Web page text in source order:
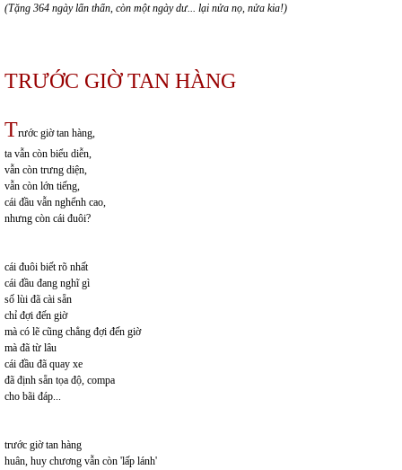
(Tặng 364 ngày lẩn thẩn, còn một ngày dư... lại nửa nọ, nửa kia!)
TRƯỚC GIỜ TAN HÀNG
Trước giờ tan hàng,
ta vẫn còn biểu diễn,
vẫn còn trưng diện,
vẫn còn lớn tiếng,
cái đầu vẫn nghểnh cao,
nhưng còn cái đuôi?
cái đuôi biết rõ nhất
cái đầu đang nghĩ gì
số lùi đã cài sẵn
chỉ đợi đến giờ
mà có lẽ cũng chẳng đợi đến giờ
mà đã từ lâu
cái đầu đã quay xe
đã định sẵn tọa độ, compa
cho bãi đáp...
trước giờ tan hàng
huân, huy chương vẫn còn 'lấp lánh'